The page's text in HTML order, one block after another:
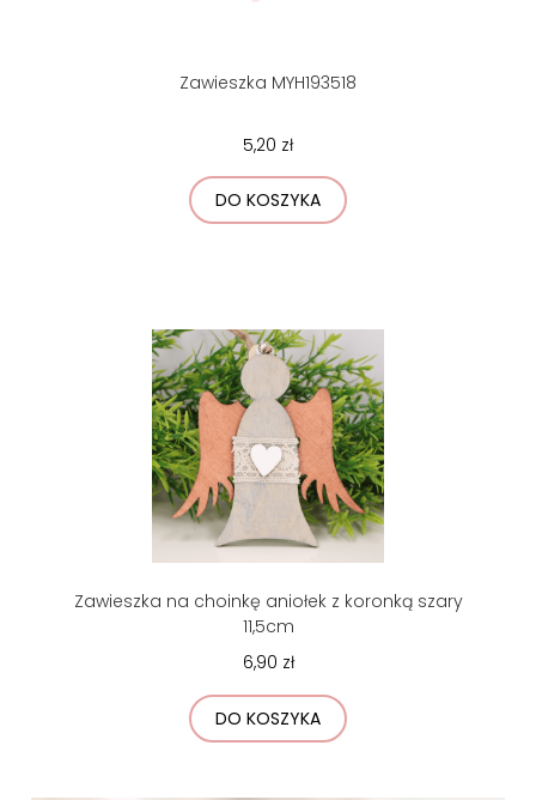
Zawieszka MYH193518
5,20 zł
DO KOSZYKA
Zawieszka na choinkę aniołek z koronką szary
11,5cm
6,90 zł
DO KOSZYKA